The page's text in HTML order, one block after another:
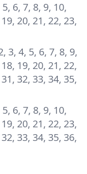
6, 7, 8, 9, 10,
20, 21, 22, 23,
3, 4, 5, 6, 7, 8, 9,
19, 20, 21, 22,
32, 33, 34, 35,
6, 7, 8, 9, 10,
20, 21, 22, 23,
33, 34, 35, 36,